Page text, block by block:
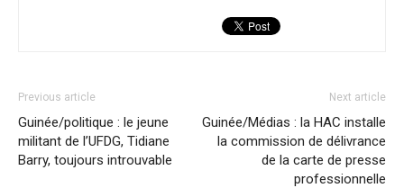
Previous article
Guinée/politique : le jeune
militant de l’UFDG, Tidiane
Barry, toujours introuvable
Next article
Guinée/Médias : la HAC installe
la commission de délivrance
de la carte de presse
professionnelle